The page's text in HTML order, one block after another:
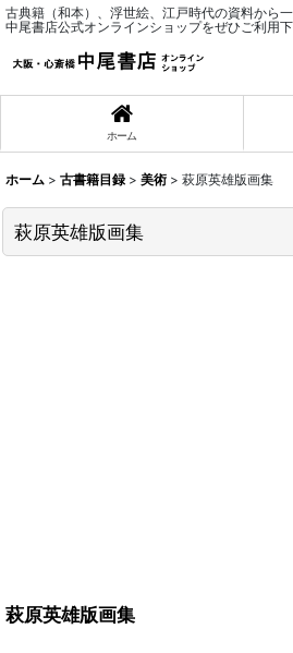
古典籍（和本）、浮世絵、江戸時代の資料から
中尾書店公式オンラインショップをぜひご利用下
ホーム
ホーム > 古書籍目録 > 美術 > 萩原英雄版画集
萩原英雄版画集
萩原英雄版画集